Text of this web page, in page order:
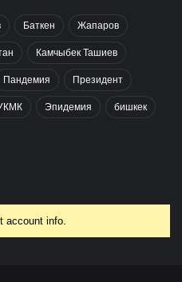
Баткен Жапаров
Камчыбек Ташиев
Пандемия Президент
Эпидемия бишкек
account info.